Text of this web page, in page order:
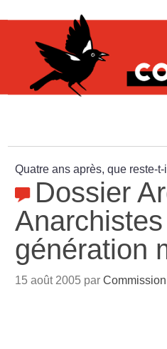
Quatre ans après, que reste-
Dossier
génération
15 août 2005 parCommission